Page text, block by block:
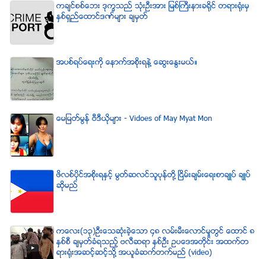
ကခ်င္စစ္ေဘး ဒုကၡသည္ သံုးဦးအား ျမစ္ႀကီးနားခရိုင္ တရားရံုးမွ
ႏွစ္ရွည္ေထာင္ဒဏ္မ်ား ခ်မွတ္
အပစ္ရပ္ေရးကို ေနာက္အစိုးရနဲ႔ ေဆြးေႏြးမယ္။
ေမျမတ္မြန္ ဗီဒီယုိမ်ား - Vidoes of May Myat Mon
ဖိလစ္ပိုင္အစိုးရႏွင့္ မြတ္ဆလင္သူပုန္တို႔ ၿငိမ္းခ်မ္းေရးစာခ်ဳပ္ ခ်ဳပ္
ဆိုမည္
ကေလး(၁၃)ဦးေသဆံုးခဲ့ေသာ ၄၈ လမ္းမီးေလာင္မႈတြင္ ေထာင္ ၈
ႏွစ္စီ ခ်မွတ္ခံရသည့္ ဗလီဆရာ ႏွစ္ဦး ဥပေဒအတိုင္း အထက္တ
ရားရံုးအဆင့္ဆင့္သို႔ အယူခံဆက္တက္မည္ (video)